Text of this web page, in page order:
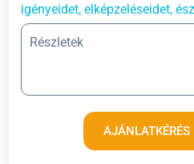
igényeidet, elképzeléseidet,
AJÁNLATKÉRÉS